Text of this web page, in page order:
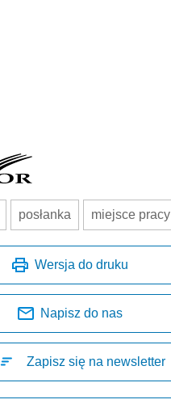
posłanka miejsce pracy
Wersja do druku
Napisz do nas
Zapisz się na newsletter